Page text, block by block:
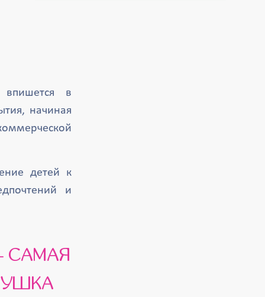
впишется в
начиная
детей к
и